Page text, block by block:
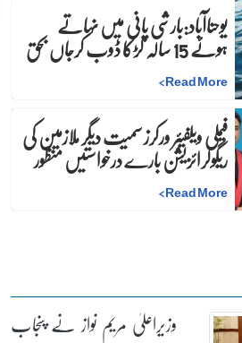
یوحناآباد:بارشی پانی میں نہاتے
ہوئے 15 سالہ لڑکا ڈوب کرجاں بحق
Read More
>
فیملی ویلفیئر ورکرز سمیت دیگر ملازمین کی
ریگولرائزیشن بارے درخواستیں منظور
Read More
>
وزیراعلیٰ مریم نواز نے پنجاب